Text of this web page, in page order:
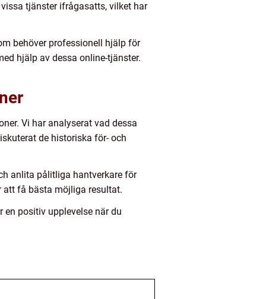
tjänster ifrågasatts, vilket har
behöver professionell hjälp för
hjälp av dessa online-tjänster.
Vi har analyserat vad dessa
de historiska för- och
anlita pålitliga hantverkare för
att få bästa möjliga resultat.
positiv upplevelse när du